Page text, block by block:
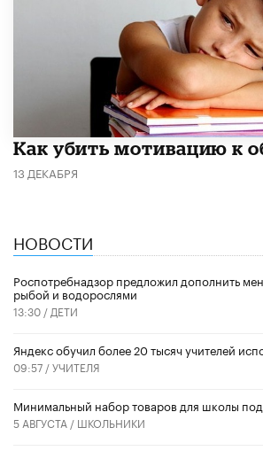
Как убить мотивацию к
13 ДЕКАБРЯ
НОВОСТИ
Роспотребнадзор предложил дополнить
рыбой и водорослями
13:30 / ДЕТИ
​Яндекс обучил более 20 тысяч учителей
09:57 /УЧИТЕЛЯ
Минимальный набор товаров для школы
5 АВГУСТА / ШКОЛЬНИКИ